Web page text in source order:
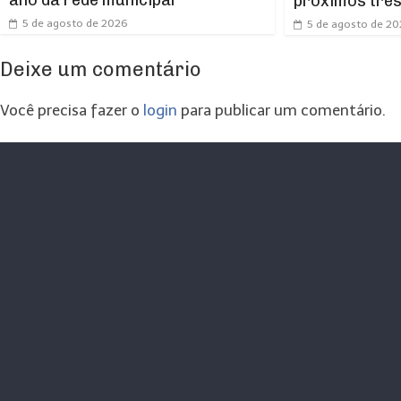
5 de agosto de 2026 5 de agosto de
Deixe um comentário
Você precisa fazer o login para publicar um comentário.